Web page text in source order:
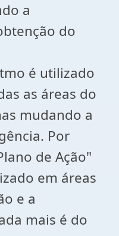
a
do
é utilizado
as áreas do
mudando a
Por
de Ação"
em áreas
e a
mais é do